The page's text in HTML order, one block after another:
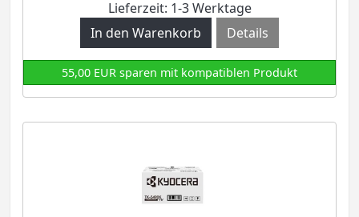
Lieferzeit: 1-3 Werktage
Details
55,00 EUR sparen mit kompatiblen Produkt